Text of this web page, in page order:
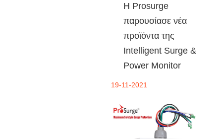
Η Prosurge
παρουσίασε νέα
προϊόντα της
Intelligent Surge &
Power Monitor
19-11-2021